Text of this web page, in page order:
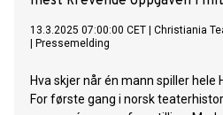
13.3.2025 07:00:00 CET
Christiania
Pressemelding
Hva skjer når én mann spiller
For første gang i norsk